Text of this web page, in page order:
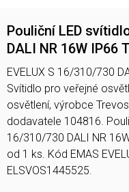
Pouliční LED
DALI NR 16W IP66
EVELUX S 16/310/730
Svítidlo pro veřejné
osvětlení, výrobce
dodavatele 104816.
16/310/730 DALI NR
od 1 ks. Kód EMAS
ELSVOS1445525.